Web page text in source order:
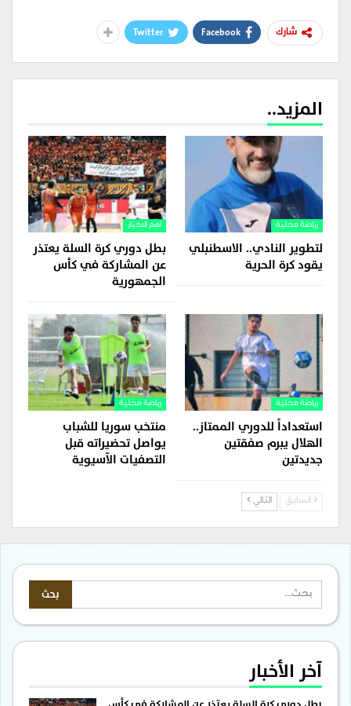
شارك Facebook
Twitter
المزيد..
رياضة محلية
لتطوير النادي.. الاسطنبلي
يقود كرة الحرية
اهم الاخبار
بطل دوري كرة السلة يعتذر
عن المشاركة في كأس
الجمهورية
رياضة محلية
استعداداً للدوري الممتاز..
الهلال يبرم صفقتين
جديدتين
رياضة محلية
منتخب سوريا للشباب
يواصل تحضيراته قبل
التصفيات الآسيوية
السابق التالي
آخر الأخبار